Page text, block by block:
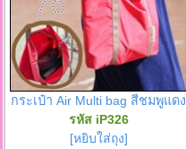
กระเป๋า Air Multi bag สีชมพูแดง
รหัส iP326
[หยิบใส่ถุง]